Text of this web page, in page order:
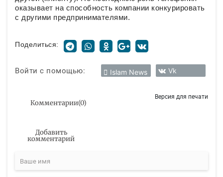
оказывает на способность компании конкурировать
с другими предпринимателями.
Поделиться:
Войти с помощью: Islam News Vk
Комментарии(0)
Версия для печати
Добавить
комментарий